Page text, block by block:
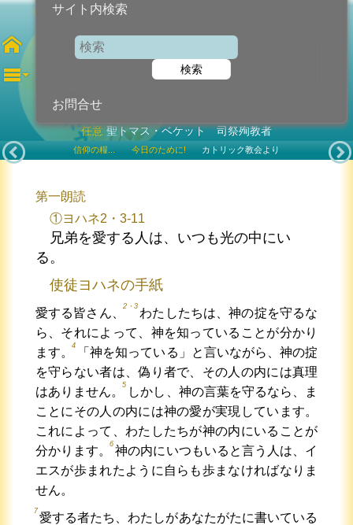
サイト内検索
検索
お問合せ
12月29日
任意聖トマス・ベケット 司祭殉教者
信仰の糧... 今日のために! カトリック教会より
第一朗読
①ヨハネ2・3-11
兄弟を愛する人は、いつも光の中にい
る。
使徒ヨハネの手紙
愛する皆さん、
2・3
わたしたちは、神の掟を守るな
ら、それによって、神を知っていることが分かり
ます。
4
「神を知っている」と言いながら、神の掟
を守らない者は、偽り者で、その人の内には真理
はありません。
5
しかし、神の言葉を守るなら、ま
ことにその人の内には神の愛が実現しています。
これによって、わたしたちが神の内にいることが
分かります。
6
神の内にいつもいると言う人は、イ
エスが歩まれたように自らも歩まなければなりま
せん。
7
愛する者たち、わたしがあなたがたに書いている